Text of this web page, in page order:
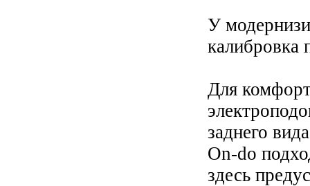
У
калибровка
Для
заднего
On-do
здесь